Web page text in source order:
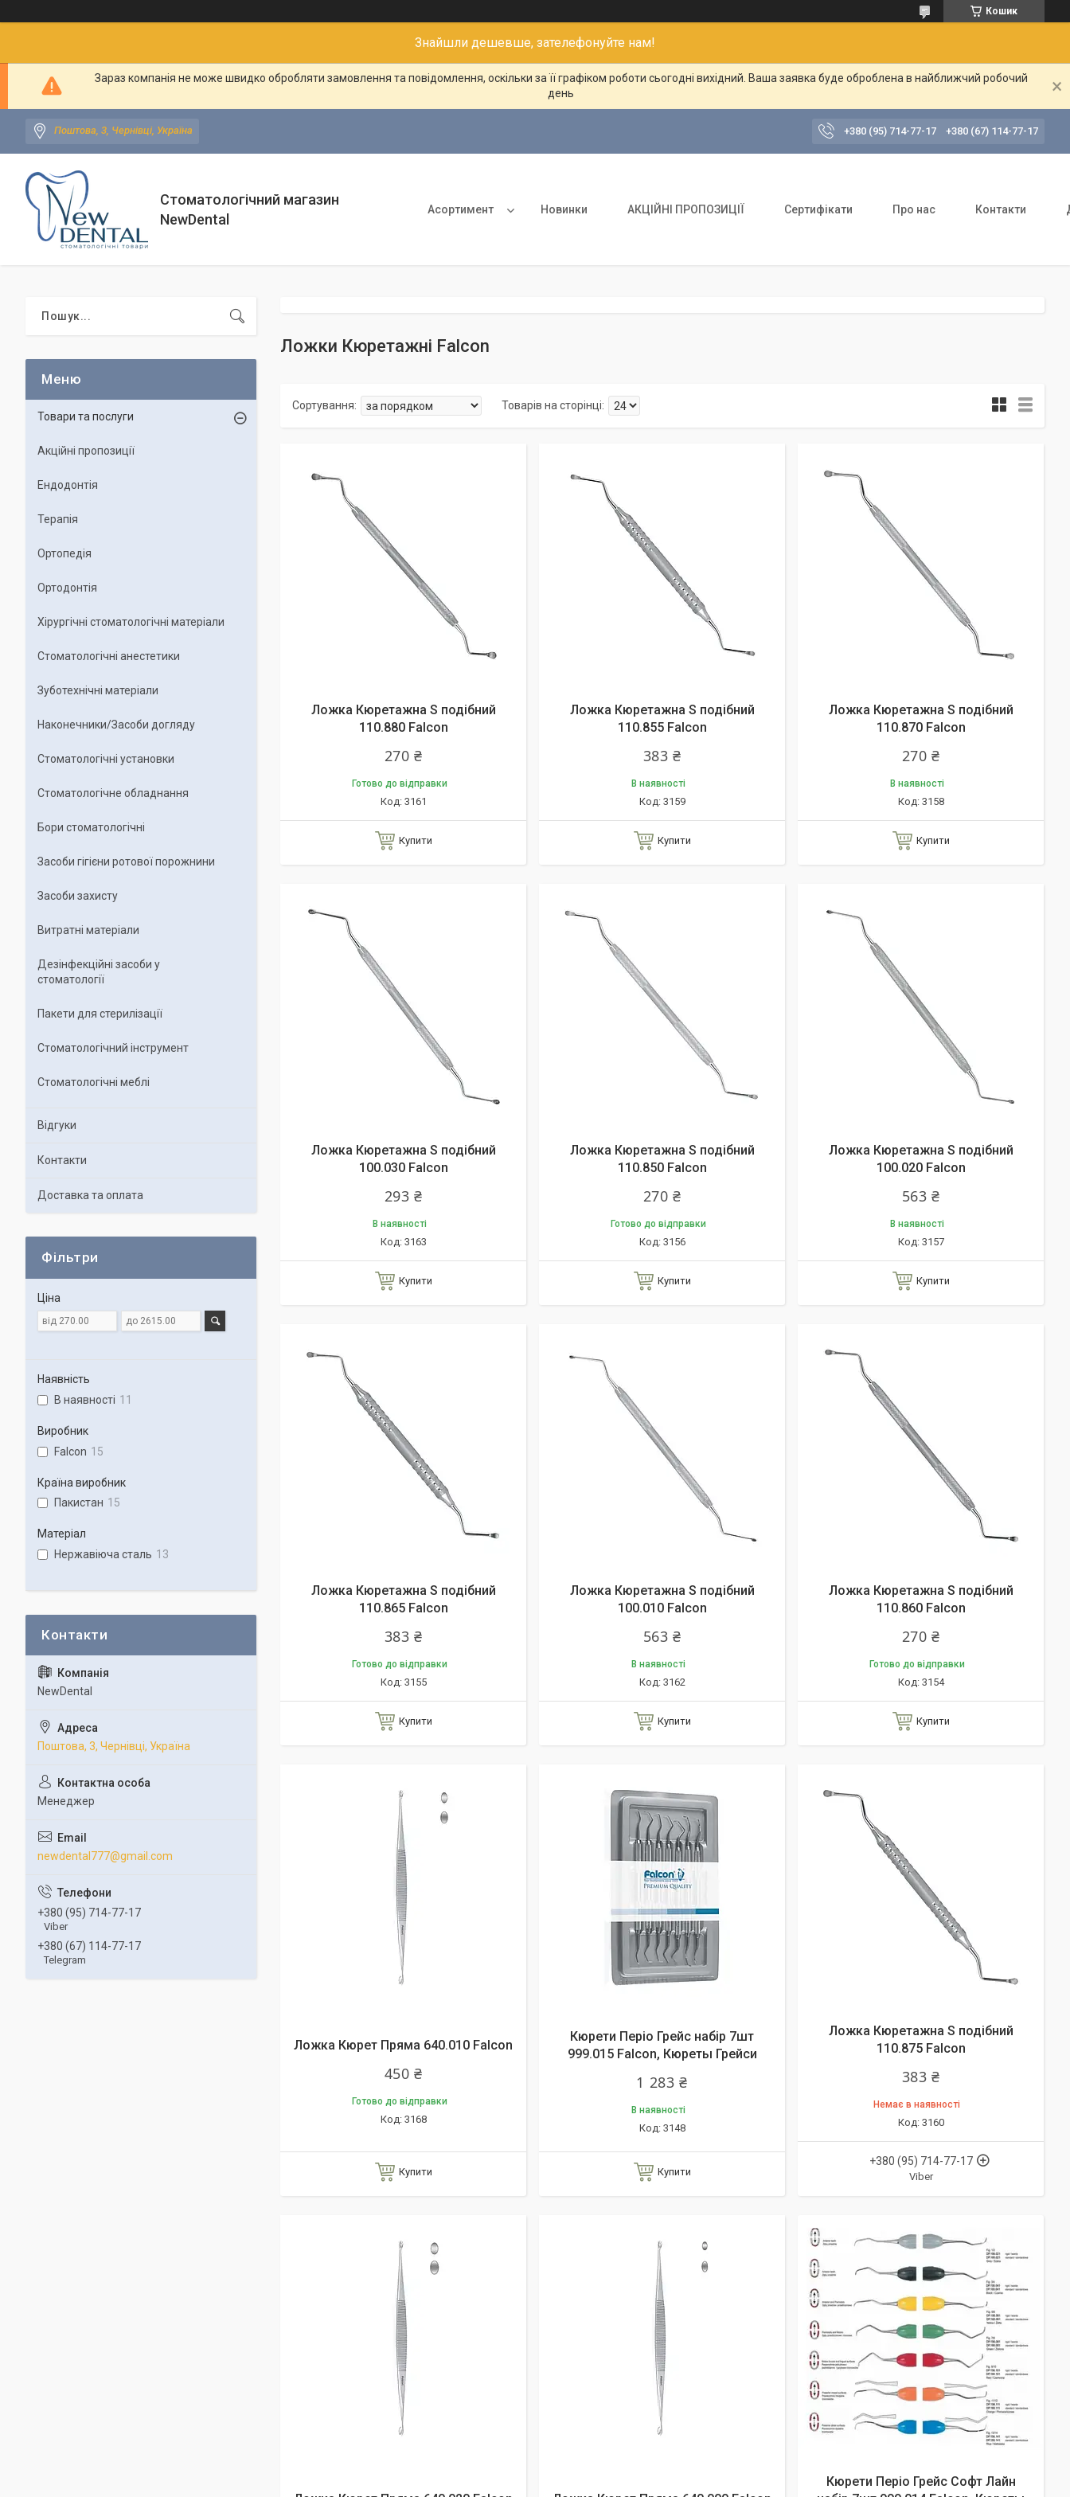
Кошик
Знайшли дешевше, зателефонуйте нам!
Зараз компанія не може швидко обробляти замовлення та повідомлення, оскільки за її графіком роботи сьогодні вихідний. Ваша заявка буде оброблена в найближчий робочий
день
Поштова, 3, Чернівці, Україна +380 (95) 714-77-17 +380 (67) 114-77-17
Стоматологічний магазин
NewDental
Асортимент Новинки АКЦІЙНІ ПРОПОЗИЦІЇ Сертифікати Про нас Контакти
Ложки Кюретажні Falcon
Ложка Кюретажна S подібний
110.880 Falcon
270 ₴
Готово до відправки
3161
Купити
Ложка Кюретажна S подібний
110.855 Falcon
383 ₴
В наявності
3159
Купити
Ложка Кюретажна S подібний
110.870 Falcon
270 ₴
В наявності
3158
Купити
Ложка Кюретажна S подібний
100.030 Falcon
293 ₴
В наявності
3163
Купити
Ложка Кюретажна S подібний
110.850 Falcon
270 ₴
Готово до відправки
3156
Купити
Ложка Кюретажна S подібний
100.020 Falcon
563 ₴
В наявності
3157
Купити
Ложка Кюретажна S подібний
110.865 Falcon
383 ₴
Готово до відправки
3155
Купити
Ложка Кюретажна S подібний
100.010 Falcon
563 ₴
В наявності
3162
Купити
Ложка Кюретажна S подібний
110.860 Falcon
270 ₴
Готово до відправки
3154
Купити
Ложка Кюрет Пряма 640.010 Falcon
450 ₴
Готово до відправки
3168
Купити
Кюрети Періо Грейс набір 7шт
999.015 Falcon, Кюреты Грейси
1 283 ₴
В наявності
3148
Купити
Ложка Кюретажна S подібний
110.875 Falcon
383 ₴
Немає в наявності
3160
+380 (95) 714-77-17
Viber
Кюрети Періо Грейс Софт Лайн
Товари та послуги
Акційні пропозиції
Ендодонтія
Терапія
Ортопедія
Ортодонтія
Хірургічні стоматологічні матеріали
Стоматологічні анестетики
Зуботехнічні матеріали
Наконечники/Засоби догляду
Стоматологічні установки
Стоматологічне обладнання
Бори стоматологічні
Засоби гігієни ротової порожнини
Засоби захисту
Витратні матеріали
Дезінфекційні засоби у
стоматології
Пакети для стерилізації
Стоматологічний інструмент
Стоматологічні меблі
Відгуки
Контакти
Доставка та оплата
Фільтри
Ціна
Наявність
В наявності 11
Виробник
Falcon 15
Країна виробник
Пакистан 15
Матеріал
Нержавіюча сталь 13
NewDental
Поштова, 3, Чернівці, Україна
Менеджер
newdental777@gmail.com
+380 (95) 714-77-17
Viber
+380 (67) 114-77-17
Telegram